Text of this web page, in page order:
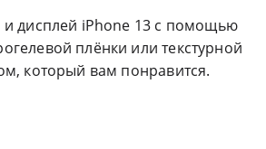
и дисплей iPhone 13 с помощью
плёнки или текстурной
который вам понравится.